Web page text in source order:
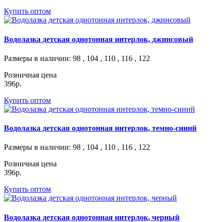
Купить оптом
Водолазка детская однотонная интерлок, джинсовый
Размеры в наличии: 98 , 104 , 110 , 116 , 122
Розничная цена
396р.
Купить оптом
Водолазка детская однотонная интерлок, темно-синий
Размеры в наличии: 98 , 104 , 110 , 116 , 122
Розничная цена
396р.
Купить оптом
Водолазка детская однотонная интерлок, черный